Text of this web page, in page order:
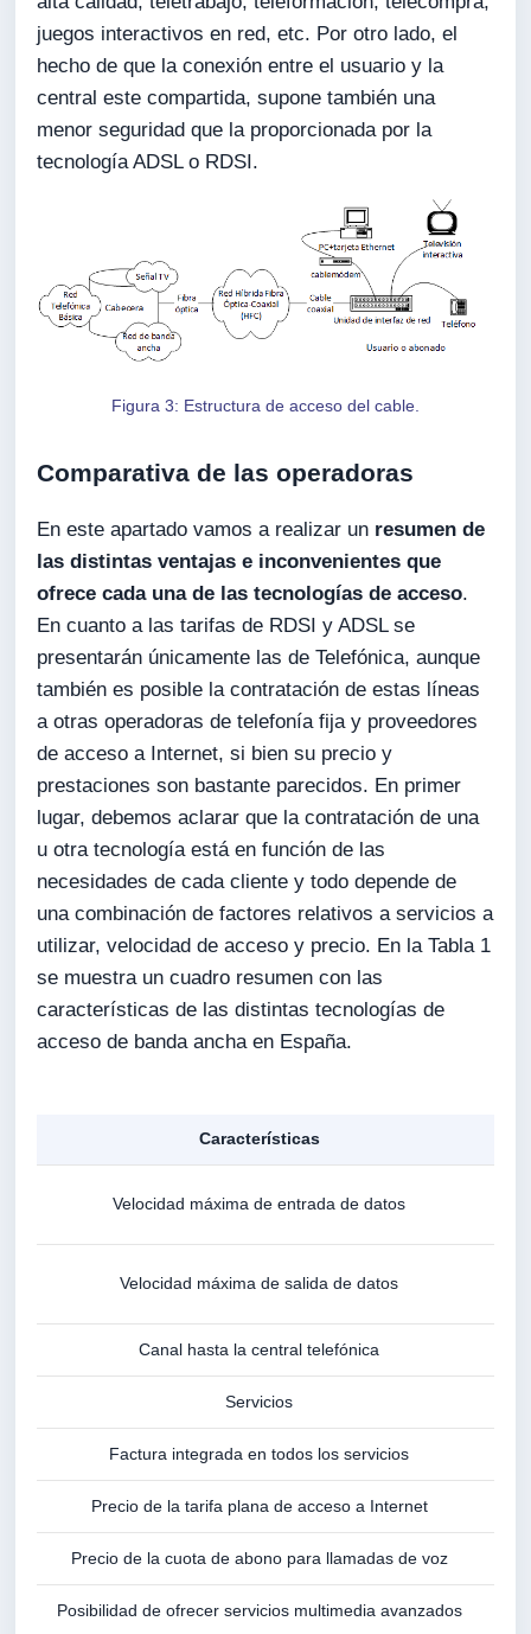
juegos interactivos en red, etc. Por otro lado, el
hecho de que la conexión entre el usuario y la
central este compartida, supone también una
menor seguridad que la proporcionada por la
tecnología ADSL o RDSI.
Figura 3: Estructura de acceso del cable.
Comparativa de las operadoras
En este apartado vamos a realizar un resumen de
las distintas ventajas e inconvenientes que
ofrece cada una de las tecnologías de acceso.
En cuanto a las tarifas de RDSI y ADSL se
presentarán únicamente las de Telefónica, aunque
también es posible la contratación de estas líneas
a otras operadoras de telefonía fija y proveedores
de acceso a Internet, si bien su precio y
prestaciones son bastante parecidos. En primer
lugar, debemos aclarar que la contratación de una
u otra tecnología está en función de las
necesidades de cada cliente y todo depende de
una combinación de factores relativos a servicios a
utilizar, velocidad de acceso y precio. En la Tabla 1
se muestra un cuadro resumen con las
características de las distintas tecnologías de
acceso de banda ancha en España.
Características
Velocidad máxima de entrada de datos
Velocidad máxima de salida de datos
Canal hasta la central telefónica
Servicios
Factura integrada en todos los servicios
Precio de la tarifa plana de acceso a Internet
Precio de la cuota de abono para llamadas de voz
Posibilidad de ofrecer servicios multimedia avanzados